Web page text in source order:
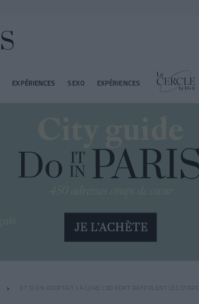
EXPÉRIENCES SEXO EXPÉRIENCES
ET SI ON ADOPTAIT LA CURE CBD DONT RAFFOLENT LES STARS ?